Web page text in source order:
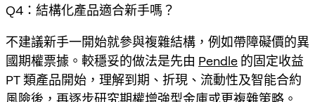
Q4：結構化產品適合新手嗎？
不建議新手一開始就參與複雜結構，例如帶障礙價的異
國期權票據。較穩妥的做法是先由 Pendle 的固定收益
PT 類產品開始，理解到期、折現、流動性及智能合約
風險後，再逐步研究期權增強型金庫或更複雜策略。